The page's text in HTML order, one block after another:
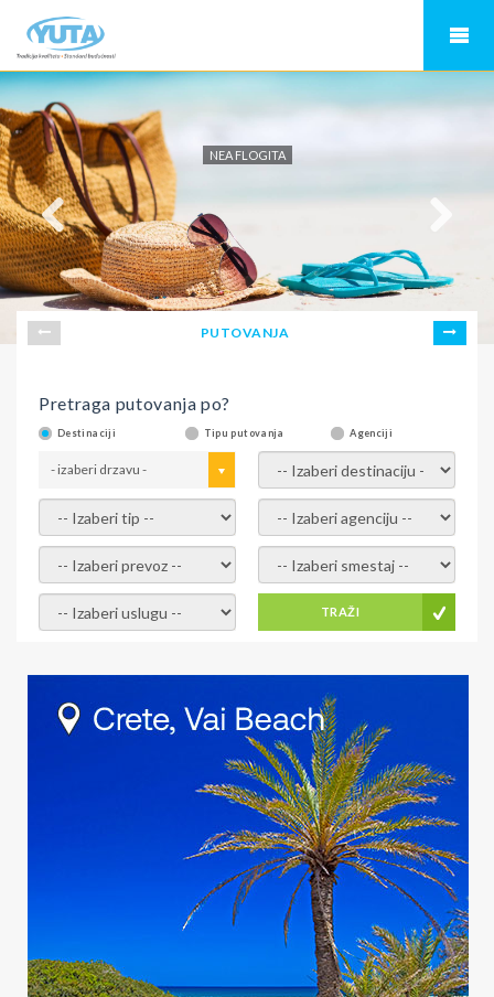
NEA FLOGITA
PUTOVANJA
Pretraga putovanja po?
Destinaciji Tipu putovanja Agenciji
- izaberi drzavu - - izaberi destinaciju -
- izaberi tip - - izaberi agenciju -
- izaberi prevoz - - Izaberite smestaj -
- Izaberite uslugu - TRAŽI